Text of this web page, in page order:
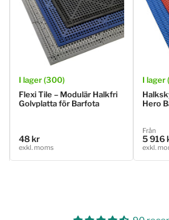
I lager (300)
Flexi Tile – Modulär Halkfri
Golvplatta för Barfota
Ordinarie
pris
48 kr
exkl. moms
I lager
Hero
pris
Från
5 916
exkl.